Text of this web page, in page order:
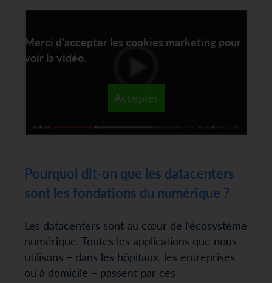
Merci d'accepter les cookies marketing pour
voir la vidéo.
Accepter
Pourquoi dit-on que les datacenters
sont les fondations du numérique ?
Les datacenters sont au cœur de l’écosystème
numérique. Toutes les applications que nous
utilisons – dans les hôpitaux, les entreprises
ou à domicile – passent par ces